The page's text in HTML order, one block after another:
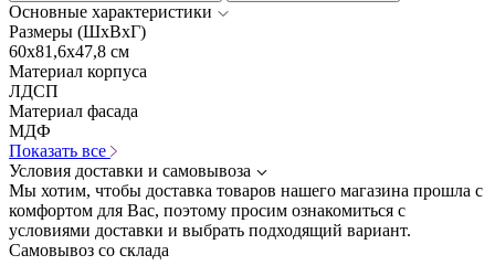
Основные характеристики
Размеры (ШхВхГ)
60x81,6x47,8 см
Материал корпуса
ЛДСП
Материал фасада
МДФ
Показать все
Условия доставки и самовывоза
Мы хотим, чтобы доставка товаров нашего магазина прошла с
комфортом для Вас, поэтому просим ознакомиться с
условиями доставки и выбрать подходящий вариант.
Самовывоз со склада